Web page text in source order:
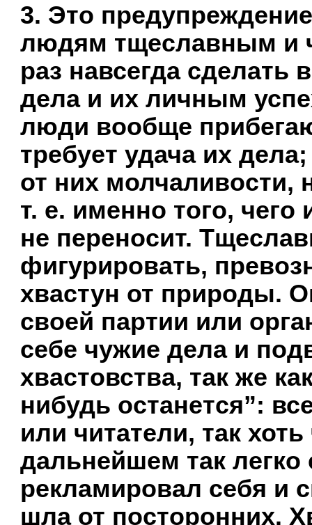
3. Это
людям тщеславным и
раз навсегда
дела и их личным
люди вообще
требует удача их
от них молчаливости,
т. е. именно того,
не переносит.
фигурировать,
хвастун от природы.
своей партии или
себе чужие дела и
хвастовства, так же
нибудь останется”:
или читатели, так
дальнейшем так
рекламировал себя и
шла от посторонних.